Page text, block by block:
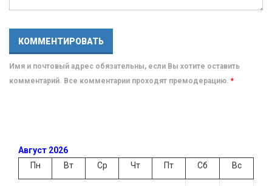
Имя и почтовый адрес обязательны, если Вы хотите оставить
комментарий. Все комментарии проходят премодерацию. *
Август 2026
Пн
Вт Ср Чт Пт Сб Вс